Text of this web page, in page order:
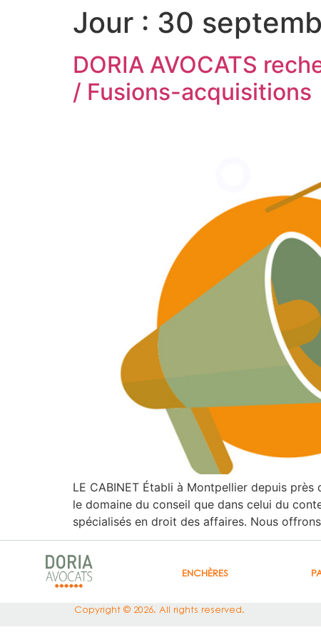
Jour : 30
DORIA AVOCATS
/ Fusions-acquisitions
LE CABINET Établi à Montpellier depuis près
le domaine du conseil que dans celui du
spécialisés en droit des affaires. Nous
ENCHÈRES
Copyright © 2026. All rights reserved.